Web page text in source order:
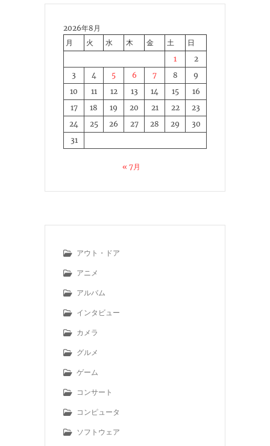
2026年8月
月
火 水 木 金 土
日
1
2
3
4 5 6 7 8
9
10
11 12 13 14 15
16
17
18 19 20 21 22
23
24
25 26 27 28 29
30
31
« 7月
アウト・ドア
アニメ
アルバム
インタビュー
カメラ
グルメ
ゲーム
コンサート
コンピュータ
ソフトウェア